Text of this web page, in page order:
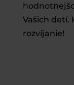
Vašich detí.
rozvíjanie!